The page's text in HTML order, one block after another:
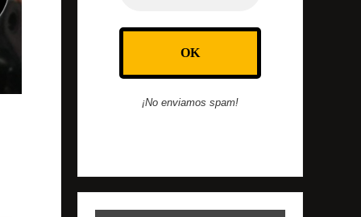
¡No enviamos spam!